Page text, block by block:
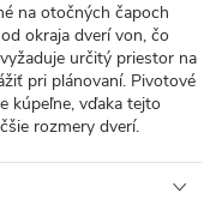
na otočných čapoch
okraja dverí von, čo
určitý priestor na
pri plánovaní. Pivotové
kúpeľne, vďaka tejto
rozmery dverí.